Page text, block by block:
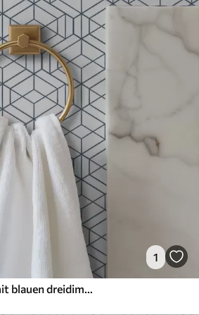
mit Wasser gereinigt werden.
Anwendung
1
Weißer Hintergrund mit blauen dreidimensionalen geometrischen Würfeln